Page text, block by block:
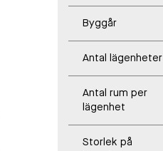
Byggår
Antal lägenheter
Antal rum per
lägenhet
Storlek på